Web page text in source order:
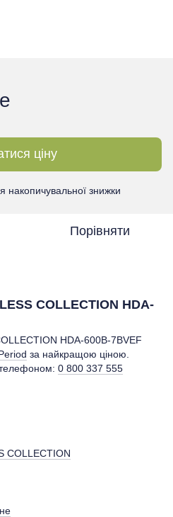
ціну
накопичувальної знижки
Порівняти
COLLECTION HDA-
HDA-600B-7BVEF
за найкращою ціною.
телефоном: 0 800 337 555
COLLECTION